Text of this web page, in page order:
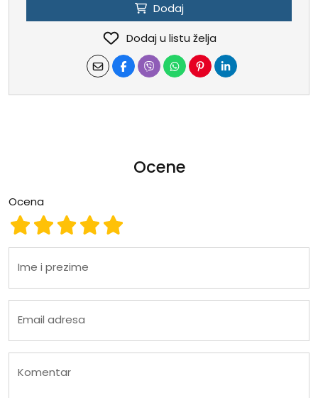
Dodaj
Dodaj u listu želja
Ocene
Ocena
Ocena 5
Ocena 4
Ocena 3
Ocena 2
Ocena 1
Ime i prezime
Email adresa
Komentar